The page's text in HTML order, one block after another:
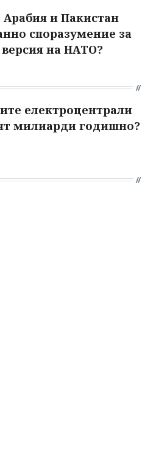
и Пакистан
споразумение за
на НАТО?
електроцентрали
милиарди годишно?